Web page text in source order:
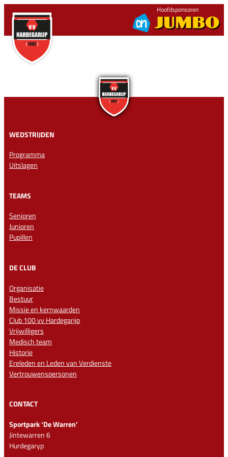
naar
inhoud
Hoofdsponsoren
WEDSTRIJDEN
Programma
Uitslagen
TEAMS
Senioren
Junioren
Pupillen
DE CLUB
Organisatie
Bestuur
Missie en kernwaarden
Club 100 vv Hardegarijp
Vrijwilligers
Medisch team
Historie
Ereleden en Leden van Verdienste
Vertrouwenspersonen
CONTACT
Sportpark ‘De Warren’
Jintewarren 6
Hurdegaryp